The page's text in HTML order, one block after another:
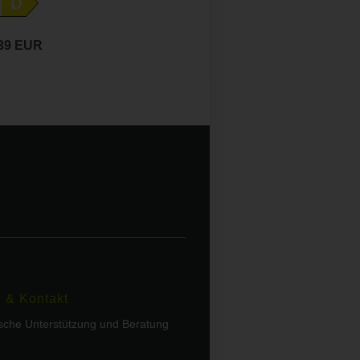
EUR
Kontakt
Unterstützung und Beratung